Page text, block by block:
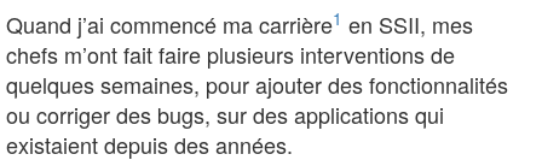
Quand j’ai commencé ma carrière1 en SSII, mes
chefs m’ont fait faire plusieurs interventions de
quelques semaines, pour ajouter des fonctionnalités
ou corriger des bugs, sur des applications qui
existaient depuis des années.